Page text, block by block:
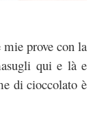
prove con la
qui e là e
di cioccolato è